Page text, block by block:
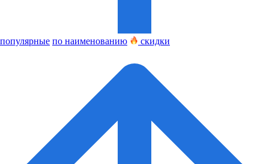
популярные по наименованию скидки